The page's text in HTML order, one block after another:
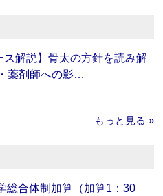
ス解説】骨太の方針を読み解
薬剤師への影…
もっと見る »
総合体制加算（加算1：30